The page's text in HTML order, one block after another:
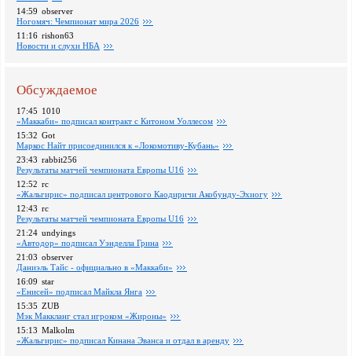
14:59 observer
Ногомяч: Чемпионат мира 2026
11:16 rishon63
Новости и слухи НБА
Обсуждаемое
17:45 1010
«Маккаби» подписал контракт с Китоном Уоллесом
15:32 Got
Маркос Найт присоединился к «Локомотиву-Кубань»
23:43 rabbit256
Pезультаты матчей чемпионата Европы U16
12:52 rc
«Жальгирис» подписал центрового Каодиричи Акобунду-Эхиогу
12:43 rc
Pезультаты матчей чемпионата Европы U16
21:24 undyings
«Автодор» подписал Уэнделла Грина
21:03 observer
Даниэль Тайс - официально в «Маккаби»
16:09 star
«Енисей» подписал Майкла Янга
15:35 ZUB
Мэк Маккланг стал игроком «Жироны»
15:13 Malkolm
«Жальгирис» подписал Кинана Эванса и отдал в аренду